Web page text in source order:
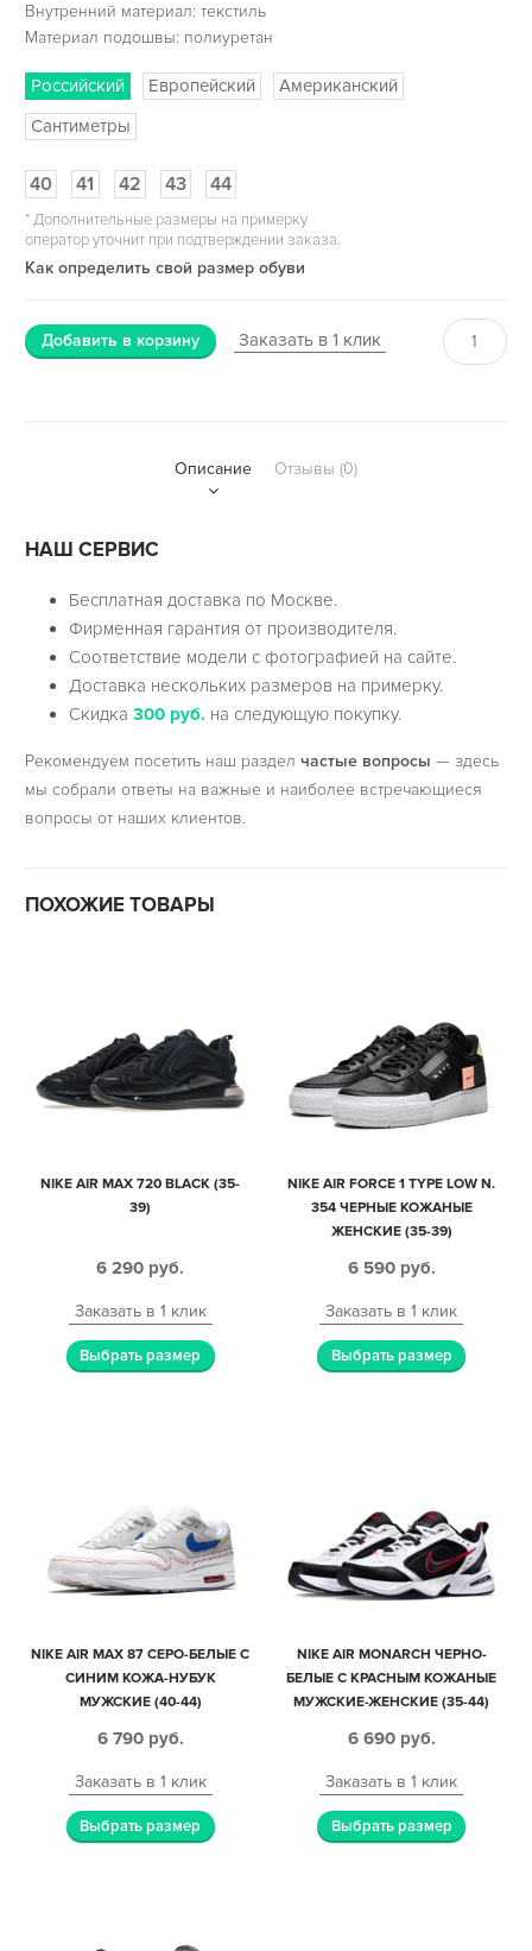
Внутренний материал: текстиль
Материал подошвы: полиуретан
Российский Европейский
Американский
Сантиметры
40 41 42 43 44
*Дополнительные размеры на примерку
оператор уточнит при подтверждении заказа.
Как определить свой размер обуви
Добавить в корзину Заказать в 1 клик
Описание Отзывы (0)
НАШ СЕРВИС
Бесплатная доставка по Москве.
Фирменная гарантия от производителя.
Соответствие модели с фотографией на сайте.
Доставка нескольких размеров на примерку.
Скидка300 руб. на следующую покупку.
Рекомендуем посетить наш раздел частые вопросы — здесь
мы собрали ответы на важные и наиболее встречающиеся
вопросы от наших клиентов.
ПОХОЖИЕ ТОВАРЫ
NIKE AIR MAX 720 BLACK (35-
39)
6 290 руб.
Заказать в 1 клик
Выбрать размер
NIKE AIR FORCE 1 TYPE LOW N.
354 ЧЕРНЫЕ КОЖАНЫЕ
ЖЕНСКИЕ (35-39)
6 590 руб.
Заказать в 1 клик
Выбрать размер
NIKE AIR MAX 87 СЕРО-БЕЛЫЕ С
СИНИМ КОЖА-НУБУК
МУЖСКИЕ (40-44)
6 790 руб.
Заказать в 1 клик
Выбрать размер
NIKE AIR MONARCH ЧЕРНО-
БЕЛЫЕ С КРАСНЫМ КОЖАНЫЕ
МУЖСКИЕ-ЖЕНСКИЕ (35-44)
6 690 руб.
Заказать в 1 клик
Выбрать размер